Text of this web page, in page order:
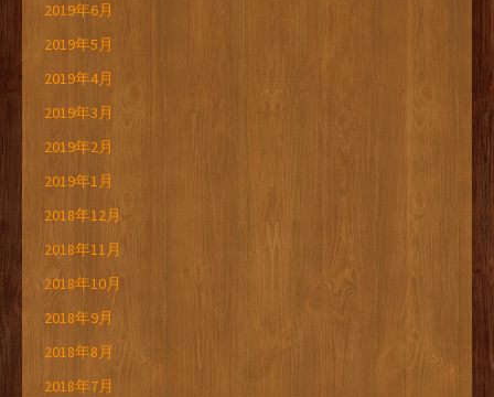
2019年6月
2019年5月
2019年4月
2019年3月
2019年2月
2019年1月
2018年12月
2018年11月
2018年10月
2018年9月
2018年8月
2018年7月